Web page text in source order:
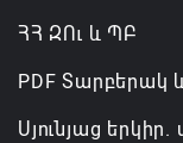
ՀՀ ԶՈւ և ՊԲ
PDF Տարբերակ
Սյունյաց